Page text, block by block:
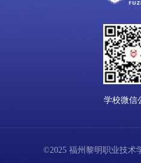
学校微信
©2025 福州黎明职业技术